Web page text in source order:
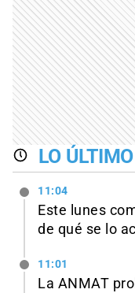
LO ÚLTIMO
11:04
Este lunes
de qué se lo
11:01
La ANMAT